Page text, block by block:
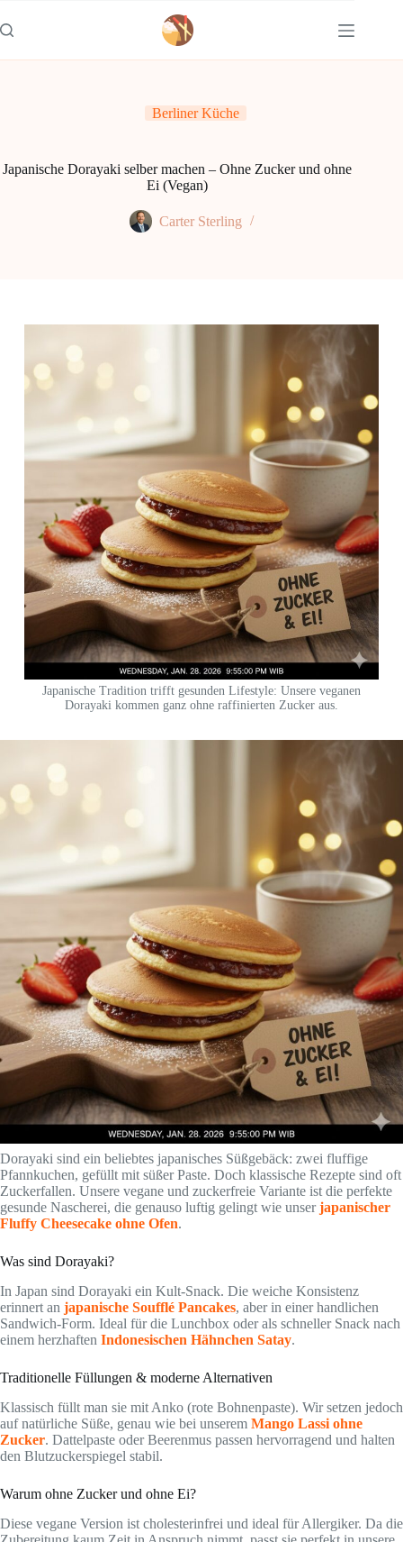
Inhalt
springen
Berliner Küche
Japanische Dorayaki selber machen – Ohne Zucker und ohne
Ei (Vegan)
Carter Sterling
Japanische Tradition trifft gesunden Lifestyle: Unsere veganen
Dorayaki kommen ganz ohne raffinierten Zucker aus.
Dorayaki sind ein beliebtes japanisches Süßgebäck: zwei fluffige
Pfannkuchen, gefüllt mit süßer Paste. Doch klassische Rezepte sind oft
Zuckerfallen. Unsere vegane und zuckerfreie Variante ist die perfekte
gesunde Nascherei, die genauso luftig gelingt wie unserjapanischer
Fluffy Cheesecake ohne Ofen.
Was sind Dorayaki?
In Japan sind Dorayaki ein Kult-Snack. Die weiche Konsistenz
erinnert an japanische Soufflé Pancakes, aber in einer handlichen
Sandwich-Form. Ideal für die Lunchbox oder als schneller Snack nach
einem herzhaften Indonesischen Hähnchen Satay.
Traditionelle Füllungen & moderne Alternativen
Klassisch füllt man sie mit Anko (rote Bohnenpaste). Wir setzen jedoch
auf natürliche Süße, genau wie bei unserem Mango Lassi ohne
Zucker. Dattelpaste oder Beerenmus passen hervorragend und halten
den Blutzuckerspiegel stabil.
Warum ohne Zucker und ohne Ei?
Diese vegane Version ist cholesterinfrei und ideal für Allergiker. Da die